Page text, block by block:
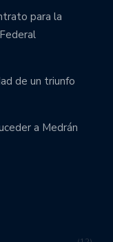
para la
de un triunfo
a Medrán